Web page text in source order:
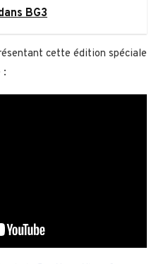
BG3
cette édition spéciale
: